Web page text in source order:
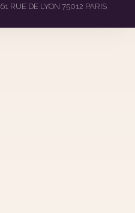
61 RUE DE LYON 75012 PARIS